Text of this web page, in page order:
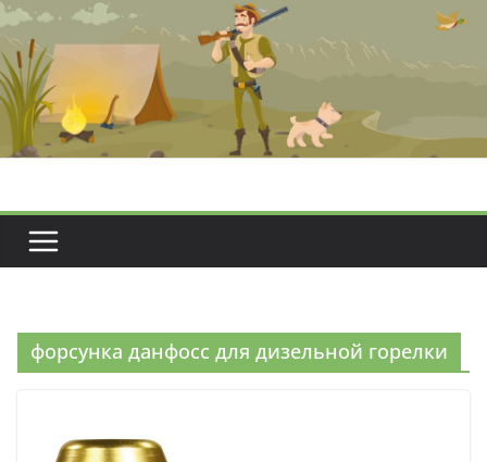
Перейти
содержимому
форсунка данфосс для дизельной горелки